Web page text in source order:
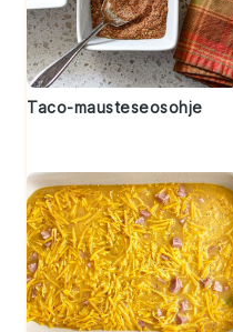
Taco-mausteseosohje